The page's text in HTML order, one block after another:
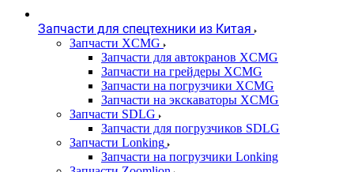
Запчасти для спецтехники из Китая
Запчасти XCMG
Запчасти для автокранов XCMG
Запчасти на грейдеры XCMG
Запчасти на погрузчики XCMG
Запчасти на экскаваторы XCMG
Запчасти SDLG
Запчасти для погрузчиков SDLG
Запчасти Lonking
Запчасти на погрузчики Lonking